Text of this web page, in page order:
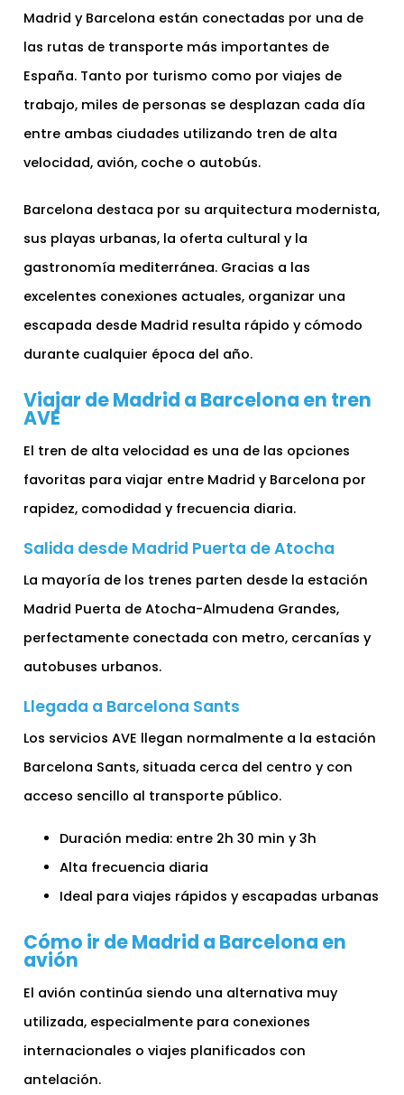
Madrid y Barcelona están conectadas por una de
las rutas de transporte más importantes de
España. Tanto por turismo como por viajes de
trabajo, miles de personas se desplazan cada día
entre ambas ciudades utilizando tren de alta
velocidad, avión, coche o autobús.
Barcelona destaca por su arquitectura modernista,
sus playas urbanas, la oferta cultural y la
gastronomía mediterránea. Gracias a las
excelentes conexiones actuales, organizar una
escapada desde Madrid resulta rápido y cómodo
durante cualquier época del año.
Viajar de Madrid a Barcelona en tren
AVE
El tren de alta velocidad es una de las opciones
favoritas para viajar entre Madrid y Barcelona por
rapidez, comodidad y frecuencia diaria.
Salida desde Madrid Puerta de Atocha
La mayoría de los trenes parten desde la estación
Madrid Puerta de Atocha-Almudena Grandes,
perfectamente conectada con metro, cercanías y
autobuses urbanos.
Llegada a Barcelona Sants
Los servicios AVE llegan normalmente a la estación
Barcelona Sants, situada cerca del centro y con
acceso sencillo al transporte público.
Duración media: entre 2h 30 min y 3h
Alta frecuencia diaria
Ideal para viajes rápidos y escapadas urbanas
Cómo ir de Madrid a Barcelona en
avión
El avión continúa siendo una alternativa muy
utilizada, especialmente para conexiones
internacionales o viajes planificados con
antelación.